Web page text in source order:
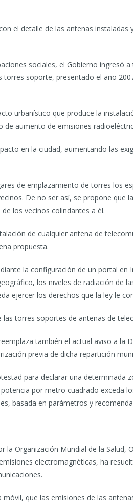
el detalle de las antenas
sociales, el Gobierno ingresó
soporte, presentado el año
urbanístico que produce la
aumento de emisiones
en la ciudad, aumentando las
de emplazamiento de torres los
De no ser así, se propone que
los vecinos colindantes a él.
de cualquier antena de
propuesta.
la configuración de un portal en
los niveles de radiación de
ejercer los derechos que la ley le
torres soportes de antenas de
también el actual aviso a la
previa de dicha repartición
para declarar una determinada
por metro cuadrado exceda
basada en parámetros y
Organización Mundial de la Salud,
electromagnéticas, ha
que las emisiones de las